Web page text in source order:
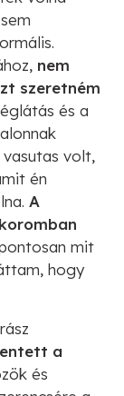
nem
szeretném
és a
volt,
én
A
mit
hogy
a
és